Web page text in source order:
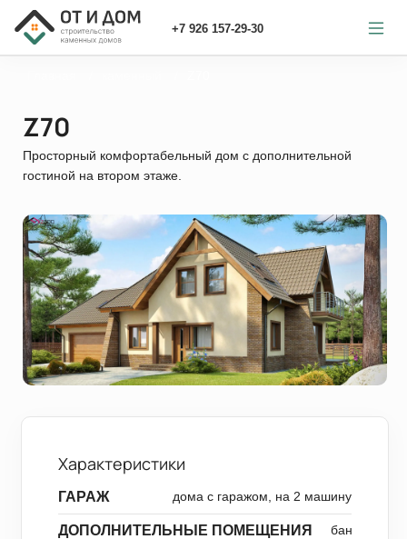
+7 926 157-29-30
Z70
Просторный комфортабельный дом с дополнительной
гостиной на втором этаже.
Характеристики
ГАРАЖ дома с гаражом, на 2 машину
ДОПОЛНИТЕЛЬНЫЕ ПОМЕЩЕНИЯ бани